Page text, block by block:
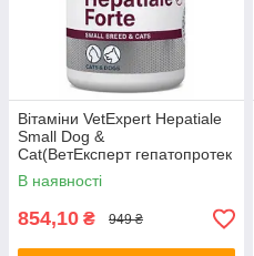
Вітаміни VetExpert Hepatiale
Small Dog &
Cat(ВетЕксперт гепатопротек
тор для кішок і собак) 40
капсул
В наявності
854,10 ₴ 949 ₴